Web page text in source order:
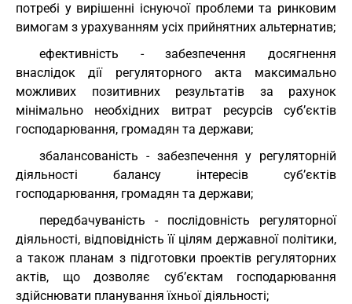
потребі у вирішенні існуючої проблеми та ринковим
вимогам з урахуванням усіх прийнятних альтернатив;
ефективність - забезпечення досягнення
внаслідок дії регуляторного акта максимально
можливих позитивних результатів за рахунок
мінімально необхідних витрат ресурсів суб’єктів
господарювання, громадян та держави;
збалансованість - забезпечення у регуляторній
діяльності балансу інтересів суб’єктів
господарювання, громадян та держави;
передбачуваність - послідовність регуляторної
діяльності, відповідність її цілям державної політики,
а також планам з підготовки проектів регуляторних
актів, що дозволяє суб’єктам господарювання
здійснювати планування їхньої діяльності;